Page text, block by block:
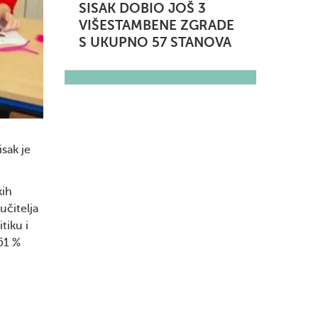
je
i
%
SISAK DOBIO JOŠ 3
VIŠESTAMBENE ZGRADE
S UKUPNO 57 STANOVA